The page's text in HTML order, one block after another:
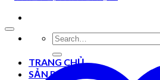
Search
for:
TRANG CHỦ
SẢN PHẨM